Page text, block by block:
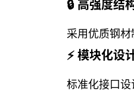
🔒 高强度结
采用优质钢
⚡ 模块化设
标准化接口设